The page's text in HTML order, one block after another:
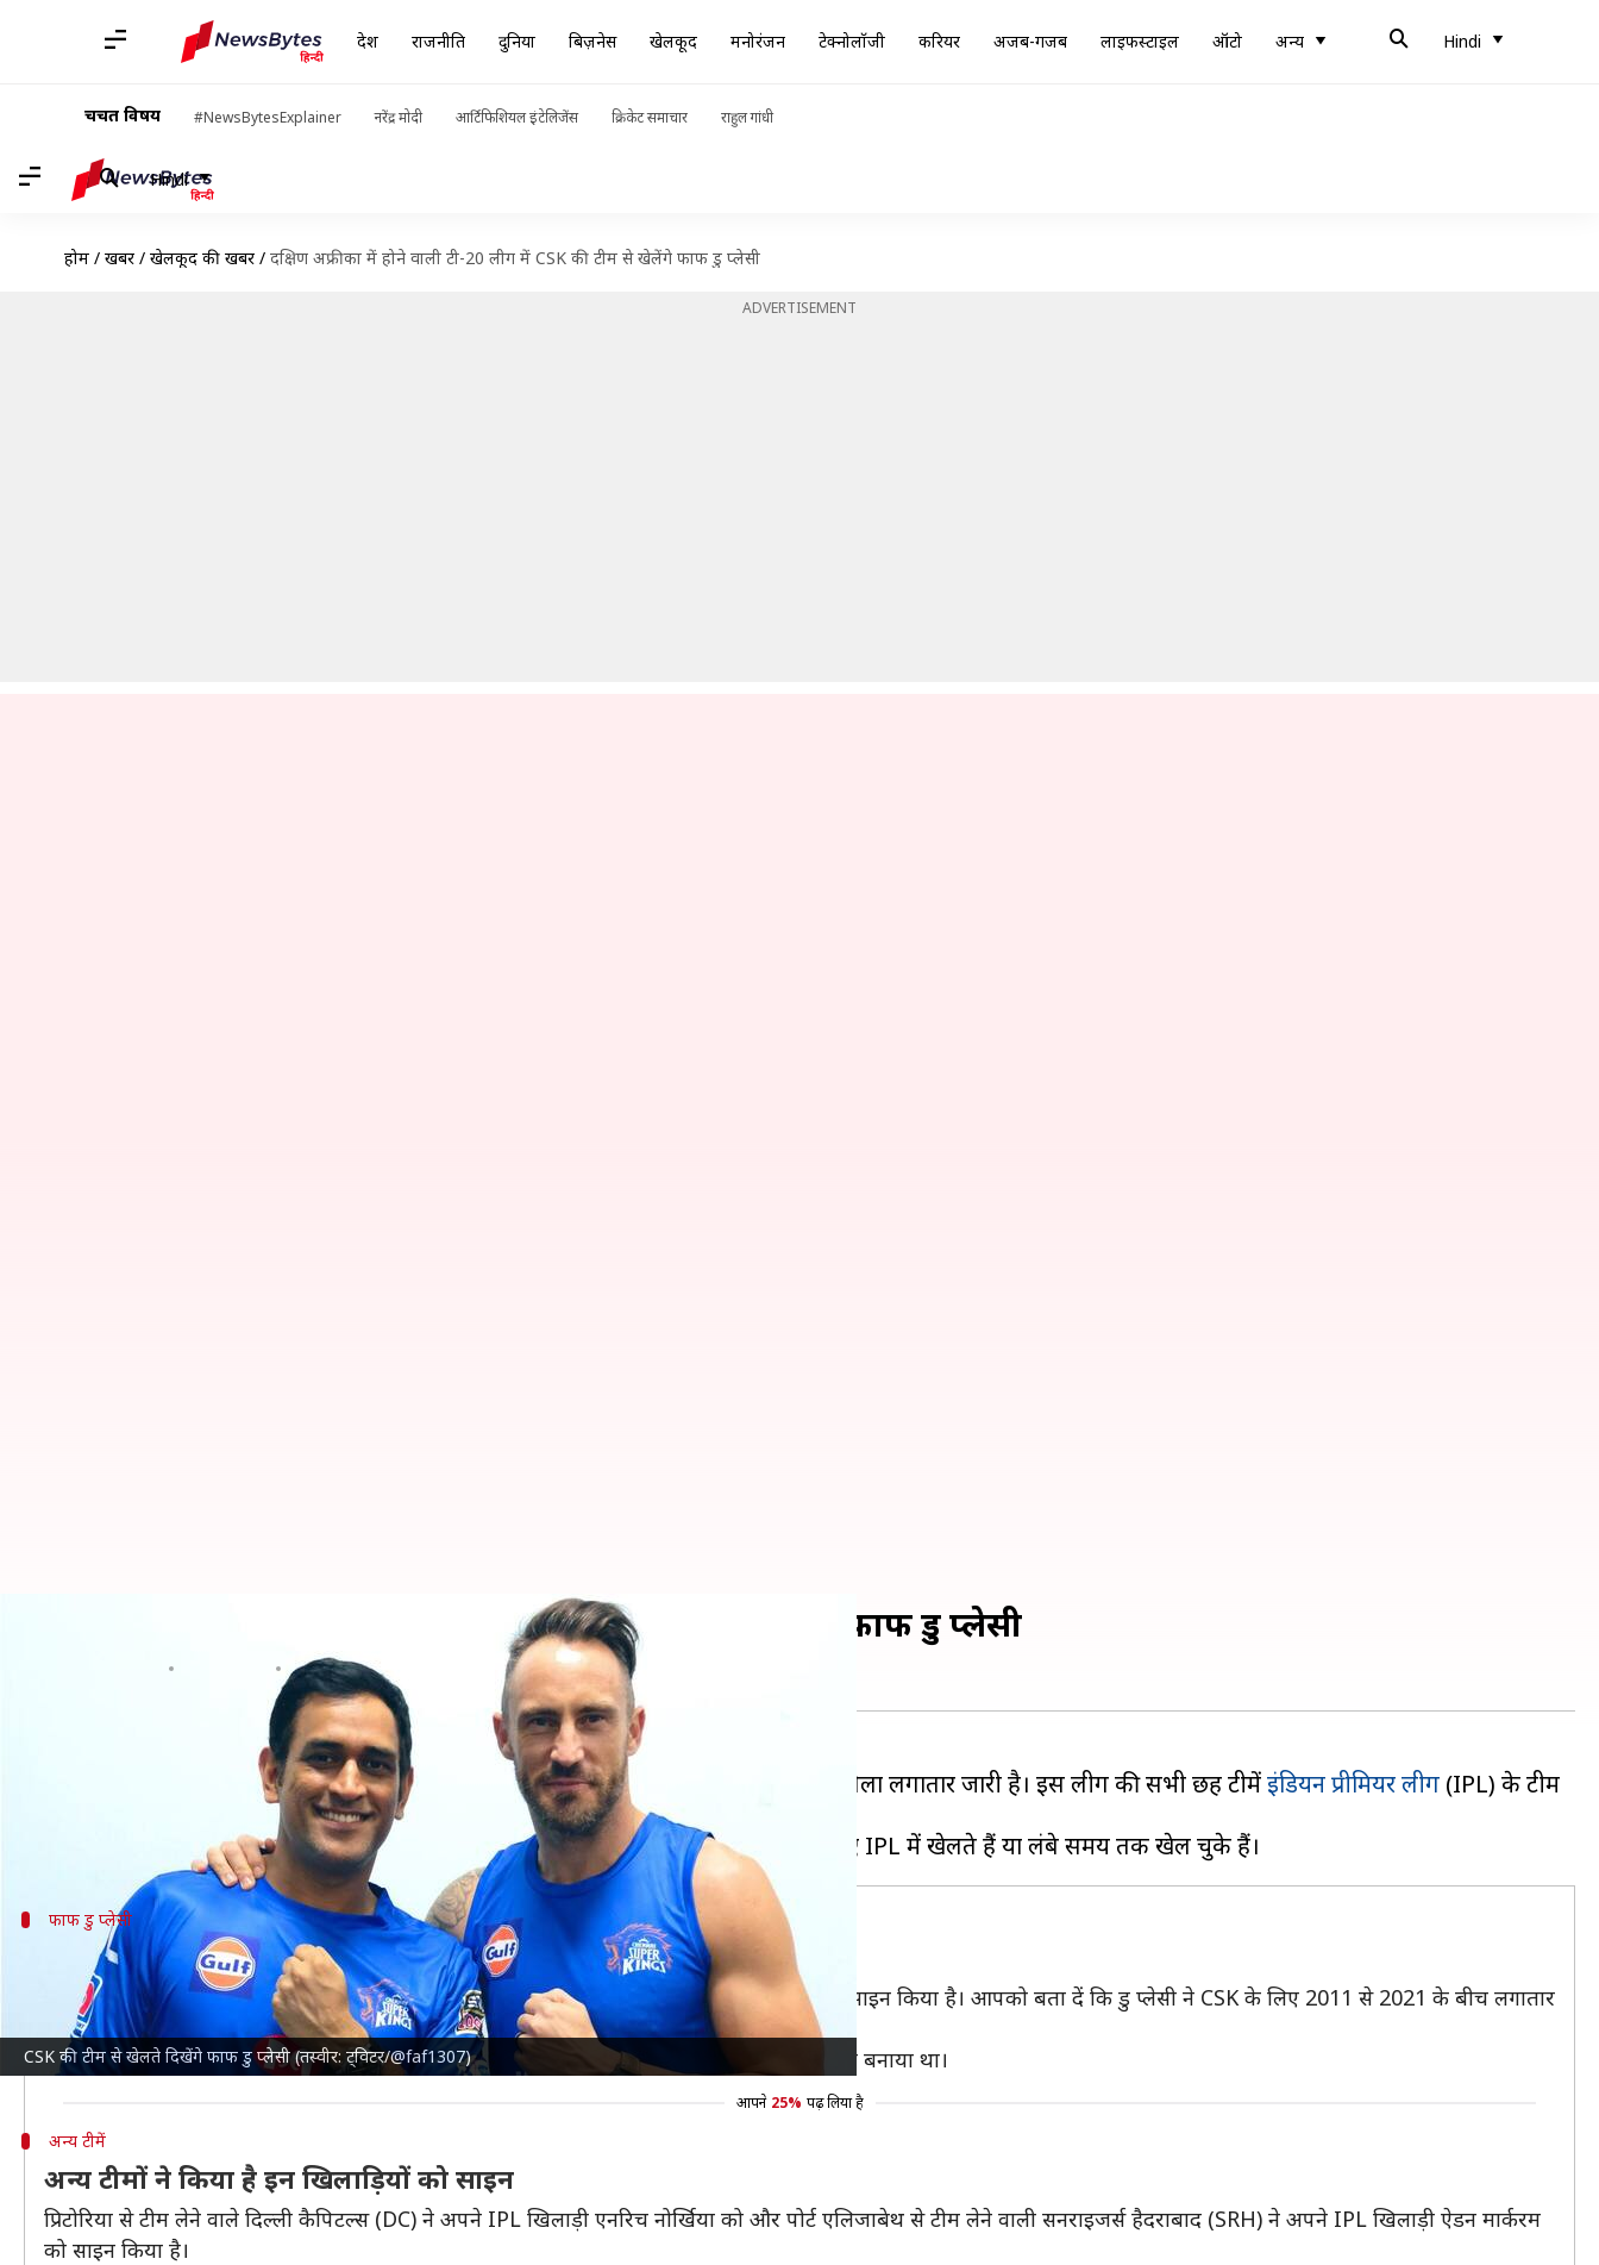
देश राजनीति दुनिया बिज़नेस खेलकूद मनोरंजन टेक्नोलॉजी करियर अजब-गजब लाइफस्टाइल ऑटो अन्य Hindi
चर्चित विषय #NewsBytesExplainer नरेंद्र मोदी आर्टिफिशियल इंटेलिजेंस क्रिकेट समाचार राहुल गांधी
Hindi
होम / खबरें / खेलकूद की खबरें / दक्षिण अफ्रीका में होने वाली टी-20 लीग में CSK की टीम से खेलेंगे फाफ डु प्लेसी
ADVERTISEMENT
CSK की टीम से खेलते दिखेंगे फाफ डु प्लेसी (तस्वीर: ट्विटर/@faf1307)
दक्षिण अफ्रीका में होने वाली टी-20 लीग में CSK की टीम से खेलेंगे फाफ डु प्लेसी
03:20 pm
दक्षिण अफ्रीका में अगले साल से शुरु होने जा रही टी-20 लीग से दिग्गज क्रिकेटर्स के जुड़ने का सिलसिला लगातार जारी है। इस लीग की सभी छह टीमेंइंडियन प्रीमियर लीग (IPL) के टीम
फाफ डु प्लेसी
CSK ग्रुप से जुड़े डु प्लेसी
जोहान्सबर्ग की टीम खरीदने वाली चेन्नई सुपर किंग्स (CSK) ने फाफ डु प्लेसी को मार्की खिलाड़ी के रूप में साइन किया है। आपको बता दें कि डु प्लेसी ने CSK के लिए 2011 से 2021 के बीच लगातार
खेला है। इस बीच केवल 2016 और 2017 में वह टीम से नहीं खेले थे क्योंकि इस समय टीम बैन थी।
पिछले IPL सीजन में CSK ने उन्हें रिलीज किया था और फिररॉयल चैलेंजर्स बैंगलोर (RCB) ने उन्हें कप्तान बनाया था।
आपने 25% पढ़ लिया है
अन्य टीमें
अन्य टीमों ने किया है इन खिलाड़ियों को साइन
प्रिटोरिया से टीम लेने वाले दिल्ली कैपिटल्स (DC) ने अपने IPL खिलाड़ी एनरिच नोर्खिया को और पोर्ट एलिजाबेथ से टीम लेने वाली सनराइजर्स हैदराबाद (SRH) ने अपने IPL खिलाड़ी ऐडन मार्करम
को साइन किया है।